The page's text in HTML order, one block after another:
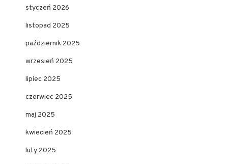
styczeń 2026
listopad 2025
październik 2025
wrzesień 2025
lipiec 2025
czerwiec 2025
maj 2025
kwiecień 2025
luty 2025